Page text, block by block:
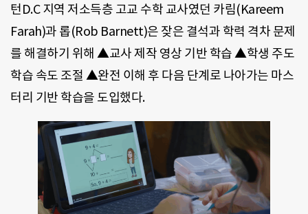
턴D.C 지역 저소득층 고교 수학 교사였던 카림(Kareem
Farah)과 롭(Rob Barnett)은 잦은 결석과 학력 격차 문제
를 해결하기 위해 ▲교사 제작 영상 기반 학습 ▲학생 주도
학습 속도 조절 ▲완전 이해 후 다음 단계로 나아가는 마스
터리 기반 학습을 도입했다.